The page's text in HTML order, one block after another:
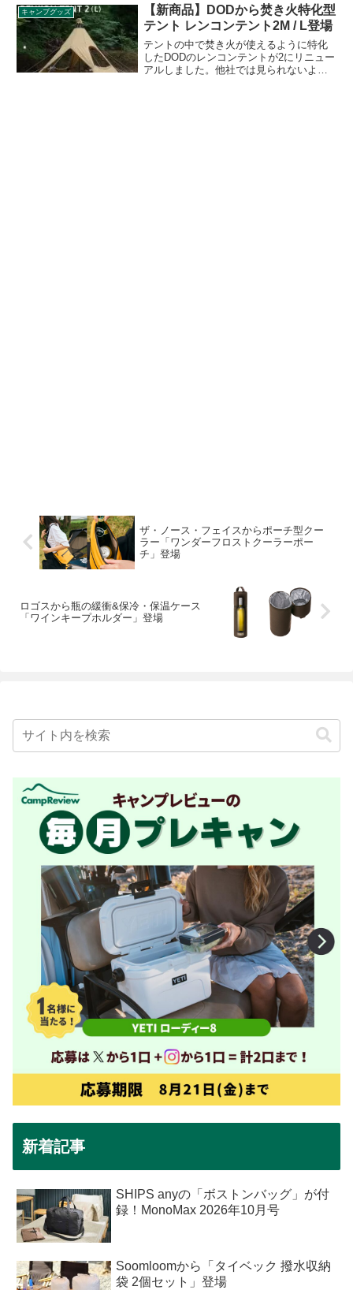
れまではグレー色のダークストームカラ
ーのみでしたが、この度新たにホワイト
カラーが限定色として加わりました。詳
細をレビューします。
キャンプグッズ
【新商品】DODから焚き火特化型
テント レンコンテント2M / L登場
テントの中で焚き火が使えるように特化
したDODのレンコンテントが2にリニュー
アルしました。他社では見られないよう
ザ・ノース・フェイスからポーチ型クー
ラー「ワンダーフロストクーラーポー
チ」登場
ロゴスから瓶の緩衝&保冷・保温ケース
「ワインキープホルダー」登場
新着記事
SHIPS anyの「ボストンバッグ」が付
録！MonoMax 2026年10月号
Soomloomから「タイベック 撥水収納
袋 2個セット」登場